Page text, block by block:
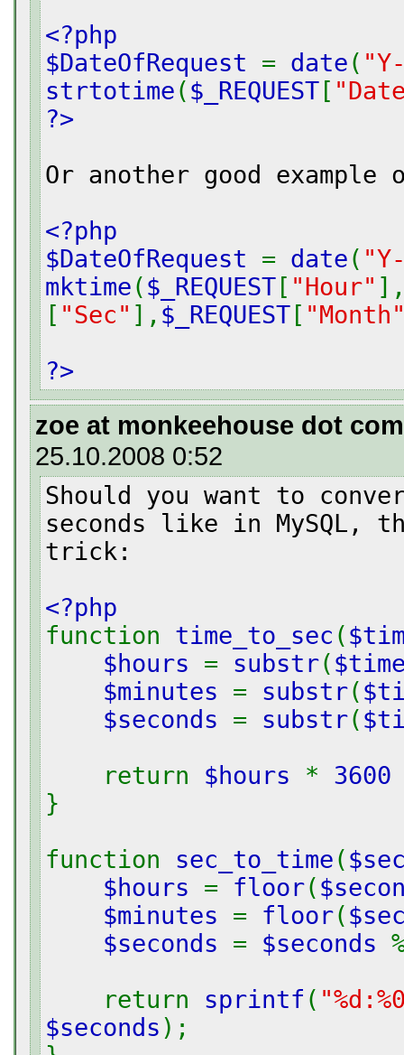
<?php
$DateOfRequest = date(
strtotime( $_REQUEST [
?>
Or another good
<?php
$DateOfRequest = date(
mktime( $_REQUEST [ "Hour"
[ "Sec" ], $_REQUEST [
?>
zoe at monkeehouse dot com
25.10.2008 0:52
Should you want to
seconds like in MySQL,
trick:
<?php
function time_to_sec (
$hours = substr(
$minutes = substr(
$seconds = substr(
return $hours *
}
function sec_to_time(
$hours = floor(
$minutes = floor(
$seconds = $seconds
return sprintf (
$seconds );